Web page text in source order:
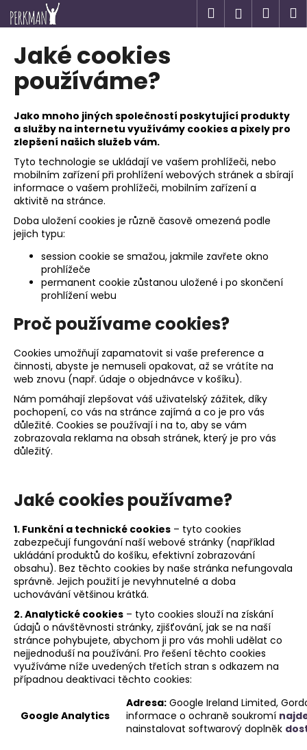
na
obsah
Hledat
Jaké cookies
používáme?
Jako mnoho jiných společností poskytující produkty
a služby na internetu využívámy cookies a pixely pro
zlepšení našich služeb vám.
Tyto technologie se ukládají ve vašem prohlížeči, nebo
mobilním zařízení při prohlížení webových stránek a sbírají
informace o vašem prohlížeči, mobilním zařízení a
aktivitě na stránce.
Doba uložení cookies je různě časově omezená podle
jejich typu:
session cookie se smažou, jakmile zavřete okno
prohlížeče
permanent cookie zůstanou uložené i po skončení
prohlížení webu
Proč používame cookies?
Cookies umožňují zapamatovit si vaše preference a
činnosti, abyste je nemuseli opakovat, až se vrátíte na
web znovu (např. údaje o objednávce v košíku).
Nám pomáhají zlepšovat váš uživatelský zážitek, díky
pochopení, co vás na stránce zajímá a co je pro vás
důležité. Cookies se používají i na to, aby se vám
zobrazovala reklama na obsah stránek, který je pro vás
důležitý.
Jaké cookies používame?
1. Funkční a technické cookies – tyto cookies
zabezpečují fungování naší webové stránky (například
ukládání produktů do košíku, efektivní zobrazování
obsahu). Bez těchto cookies by naše stránka nefungovala
správně. Jejich použití je nevyhnutelné a doba
uchovávání většinou krátká.
2. Analytické cookies – tyto cookies slouží na získání
údajů o návštěvnosti stránky, zjišťování, jak se na naší
stránce pohybujete, abychom ji pro vás mohli udělat co
nejjednoduší na používání. Pro řešení těchto cookies
využíváme níže uvedených třetích stran s odkazem na
případnou deaktivaci těchto cookies:
Google Analytics
Adresa: Google Ireland Limited,
informace o ochraně soukromí
nainstalovat softwarový doplněk
o
C
o
p
o
t
ř
e
b
u
j
a
í
t
?
D
o
p
o
r
u
č
u
j
e
m
e